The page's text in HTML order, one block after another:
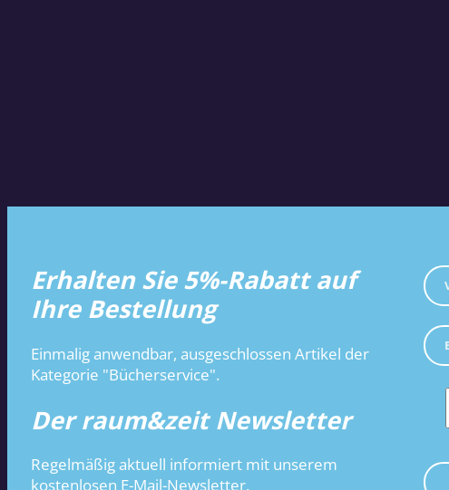
Erhalten Sie 5%-Rabatt auf
Ihre Bestellung
Einmalig anwendbar, ausgeschlossen Artikel der
Kategorie "Bücherservice".
Der raum&zeit Newsletter
Regelmäßig aktuell informiert mit unserem
kostenlosen E-Mail-Newsletter.